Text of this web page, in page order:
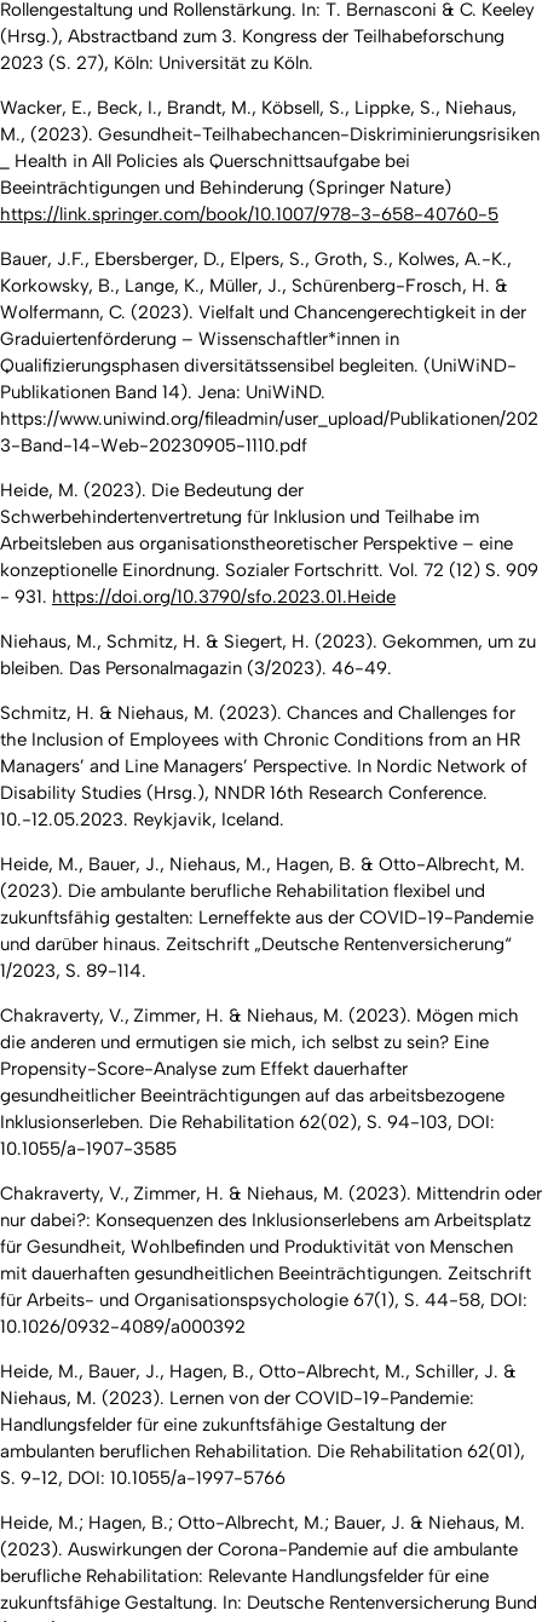
Rollengestaltung und Rollenstärkung. In: T. Bernasconi & C. Keeley
(Hrsg.), Abstractband zum 3. Kongress der Teilhabeforschung
2023 (S. 27), Köln: Universität zu Köln.
Wacker, E., Beck, I., Brandt, M., Köbsell, S., Lippke, S., Niehaus,
M., (2023). Gesundheit-Teilhabechancen-Diskriminierungsrisiken
_ Health in All Policies als Querschnittsaufgabe bei
Beeinträchtigungen und Behinderung (Springer Nature)
https://link.springer.com/book/10.1007/978-3-658-40760-5
Bauer, J.F., Ebersberger, D., Elpers, S., Groth, S., Kolwes, A.-K.,
Korkowsky, B., Lange, K., Müller, J., Schürenberg-Frosch, H. &
Wolfermann, C. (2023). Vielfalt und Chancengerechtigkeit in der
Graduiertenförderung – Wissenschaftler*innen in
Qualifizierungsphasen diversitätssensibel begleiten. (UniWiND-
Publikationen Band 14). Jena: UniWiND.
https://www.uniwind.org/fileadmin/user_upload/Publikationen/202
3-Band-14-Web-20230905-1110.pdf
Heide, M. (2023). Die Bedeutung der
Schwerbehindertenvertretung für Inklusion und Teilhabe im
Arbeitsleben aus organisationstheoretischer Perspektive – eine
konzeptionelle Einordnung. Sozialer Fortschritt. Vol. 72 (12) S. 909
- 931. https://doi.org/10.3790/sfo.2023.01.Heide
Niehaus, M., Schmitz, H. & Siegert, H. (2023). Gekommen, um zu
bleiben. Das Personalmagazin (3/2023). 46-49.
Schmitz, H. & Niehaus, M. (2023). Chances and Challenges for
the Inclusion of Employees with Chronic Conditions from an HR
Managers’ and Line Managers’ Perspective. In Nordic Network of
Disability Studies (Hrsg.), NNDR 16th Research Conference.
10.-12.05.2023. Reykjavik, Iceland.
Heide, M., Bauer, J., Niehaus, M., Hagen, B. & Otto-Albrecht, M.
(2023). Die ambulante berufliche Rehabilitation flexibel und
zukunftsfähig gestalten: Lerneffekte aus der COVID-19-Pandemie
und darüber hinaus. Zeitschrift „Deutsche Rentenversicherung“
1/2023, S. 89-114.
Chakraverty, V., Zimmer, H. & Niehaus, M. (2023). Mögen mich
die anderen und ermutigen sie mich, ich selbst zu sein? Eine
Propensity-Score-Analyse zum Effekt dauerhafter
gesundheitlicher Beeinträchtigungen auf das arbeitsbezogene
Inklusionserleben. Die Rehabilitation 62(02), S. 94-103, DOI:
10.1055/a-1907-3585
Chakraverty, V., Zimmer, H. & Niehaus, M. (2023). Mittendrin oder
nur dabei?: Konsequenzen des Inklusionserlebens am Arbeitsplatz
für Gesundheit, Wohlbefinden und Produktivität von Menschen
mit dauerhaften gesundheitlichen Beeinträchtigungen. Zeitschrift
für Arbeits- und Organisationspsychologie 67(1), S. 44-58, DOI:
10.1026/0932-4089/a000392
Heide, M., Bauer, J., Hagen, B., Otto-Albrecht, M., Schiller, J. &
Niehaus, M. (2023). Lernen von der COVID-19-Pandemie:
Handlungsfelder für eine zukunftsfähige Gestaltung der
ambulanten beruflichen Rehabilitation. Die Rehabilitation 62(01),
S. 9-12, DOI: 10.1055/a-1997-5766
Heide, M.; Hagen, B.; Otto-Albrecht, M.; Bauer, J. & Niehaus, M.
(2023). Auswirkungen der Corona-Pandemie auf die ambulante
berufliche Rehabilitation: Relevante Handlungsfelder für eine
zukunftsfähige Gestaltung. In: Deutsche Rentenversicherung Bund